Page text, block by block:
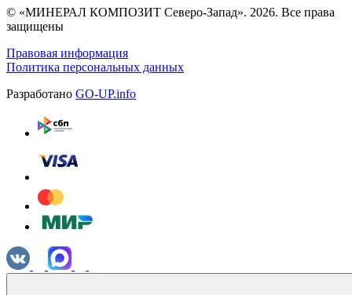
© «МИНЕРАЛ КОМПОЗИТ Северо-Запад». 2026. Все права
защищены
Правовая информация
Политика персональных данных
Разработано GO-UP.info